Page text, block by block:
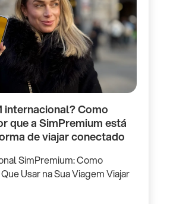
internacional? Como
que a SimPremium está
de viajar conectado
SimPremium: Como
Usar na Sua Viagem Viajar